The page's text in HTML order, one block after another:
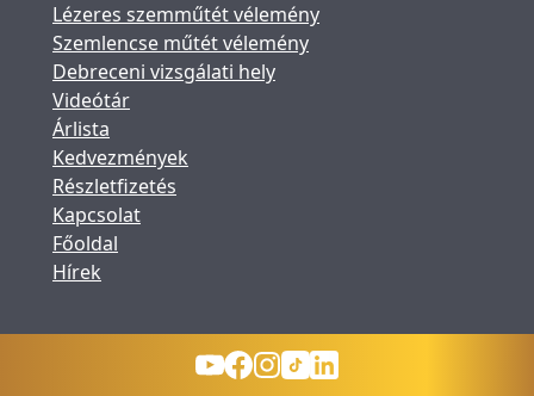
Lézeres szemműtét vélemény
Szemlencse műtét vélemény
Debreceni vizsgálati hely
Videótár
Árlista
Kedvezmények
Részletfizetés
Kapcsolat
Főoldal
Hírek